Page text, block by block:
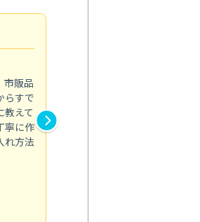
市販品
らすで
教えて
寧に作
れ方法